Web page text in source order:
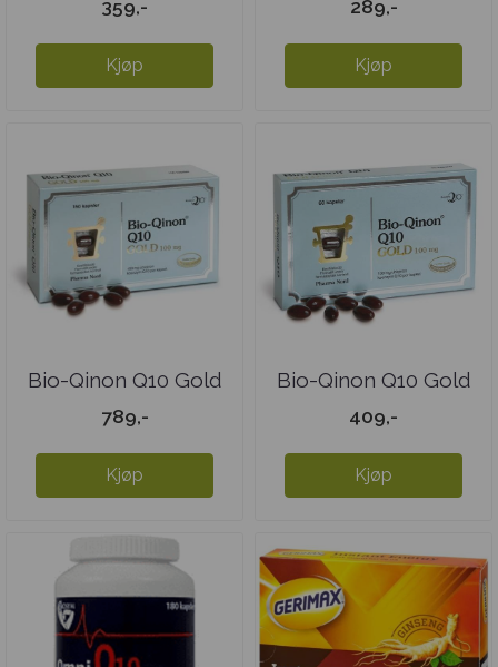
359,-
Kjøp
289,-
Kjøp
Bio-Qinon Q10 Gold
100 mg - ...
789,-
Kjøp
Bio-Qinon Q10 Gold
100 mg - ...
409,-
Kjøp